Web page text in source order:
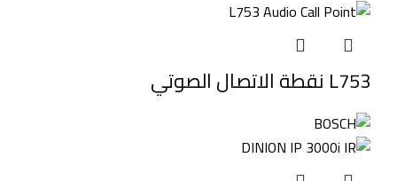
L753 نقطة الاتصال الصوتي